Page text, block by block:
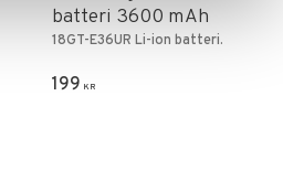
batteri 3600 mAh
18GT-E36UR Li-ion batteri.
199 KR